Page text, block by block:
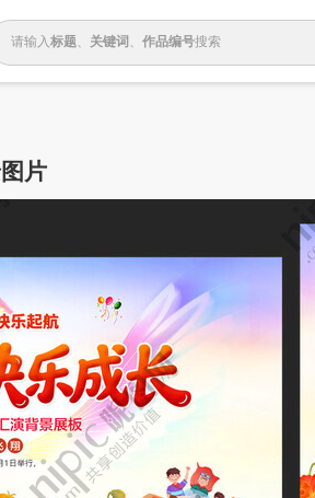
请输入标题、 关键词 、 作品编号搜索
片